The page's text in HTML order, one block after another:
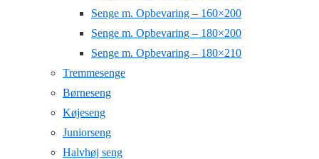
Senge m. Opbevaring – 160×200
Senge m. Opbevaring – 180×200
Senge m. Opbevaring – 180×210
Tremmesenge
Børneseng
Køjeseng
Juniorseng
Halvhøj seng